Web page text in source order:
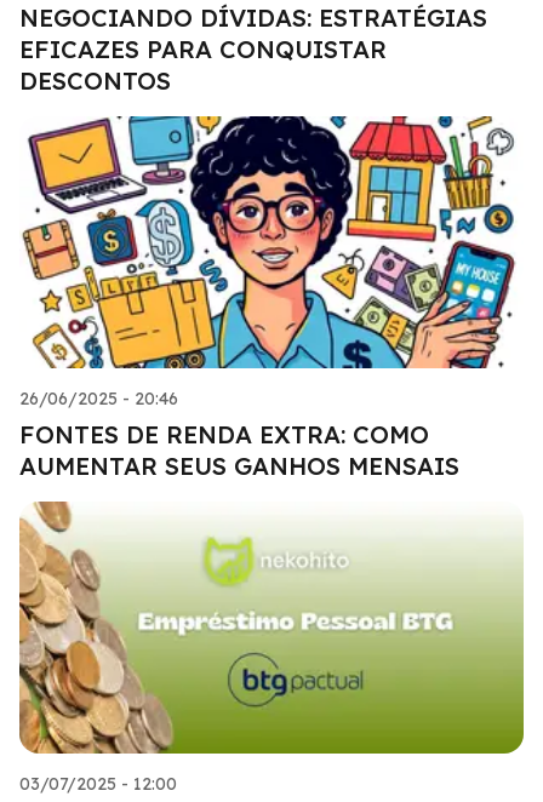
NEGOCIANDO DÍVIDAS: ESTRATÉGIAS
EFICAZES PARA CONQUISTAR
DESCONTOS
26/06/2025 - 20:46
FONTES DE RENDA EXTRA: COMO
AUMENTAR SEUS GANHOS MENSAIS
03/07/2025 - 12:00